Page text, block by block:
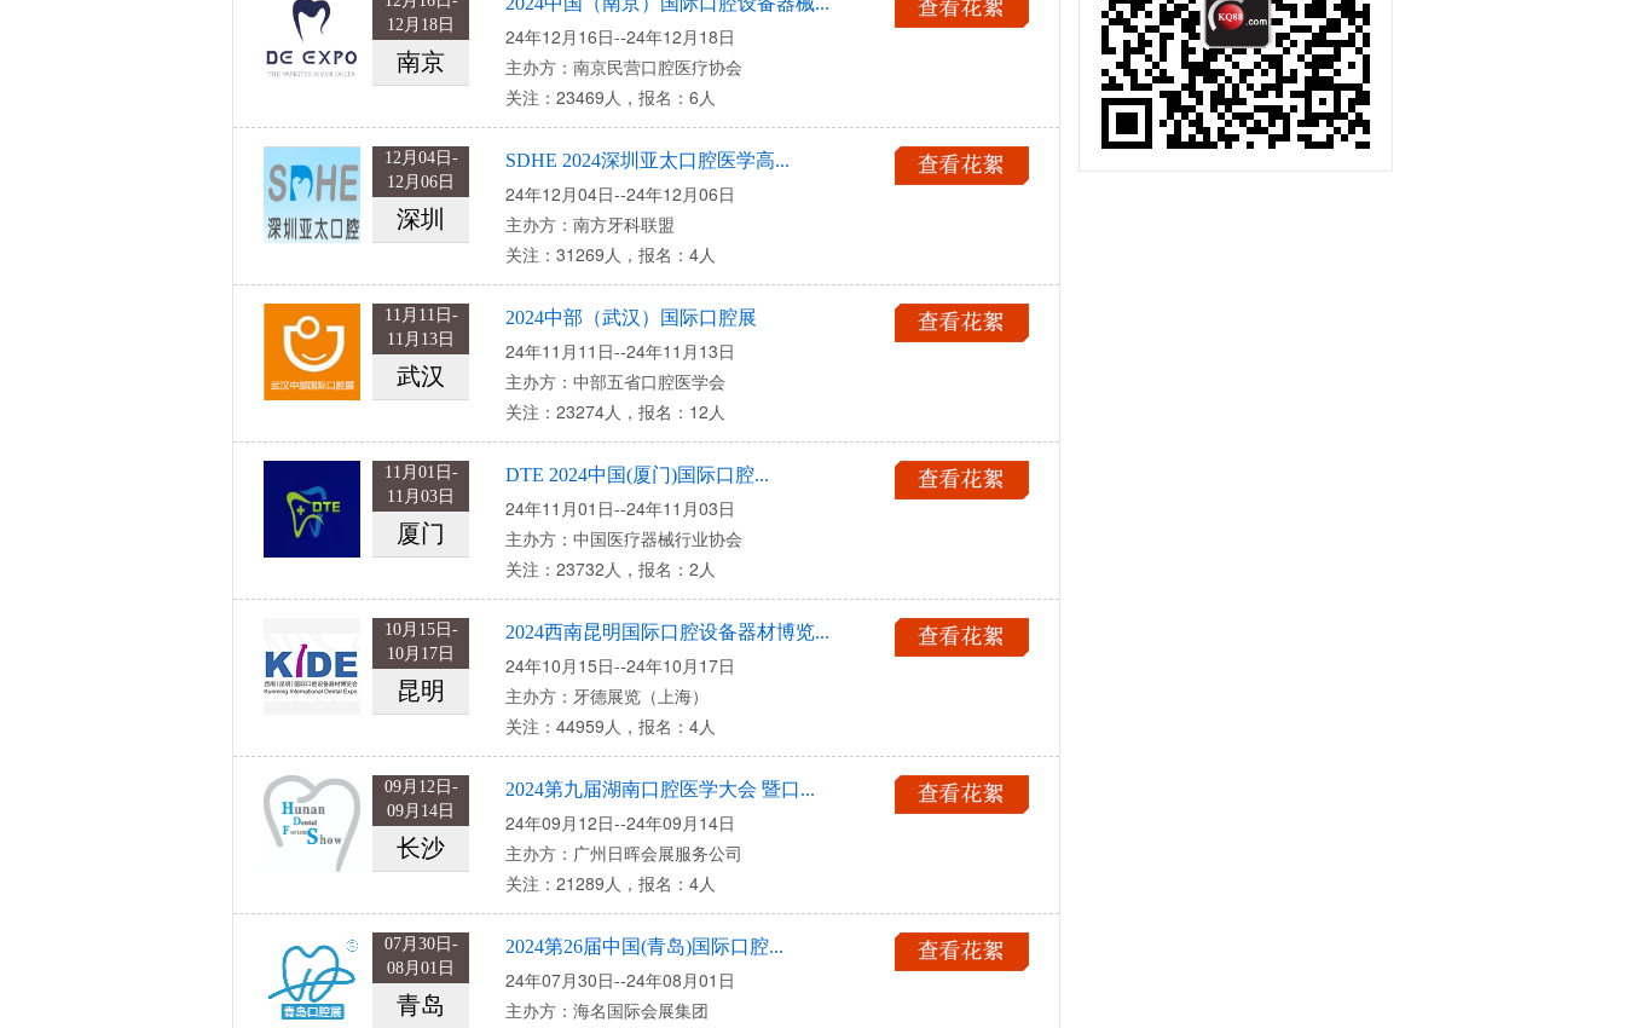
12月18日
南京
24年12月16日--24年12月18日
主办方：南京民营口腔医疗协会
关注：23469人，报名：6人
12月04日-
12月06日
深圳
SDHE 2024深圳亚太口腔医学高...
24年12月04日--24年12月06日
主办方：南方牙科联盟
关注：31269人，报名：4人
11月11日-
11月13日
武汉
2024中部（武汉）国际口腔展
24年11月11日--24年11月13日
主办方：中部五省口腔医学会
关注：23274人，报名：12人
11月01日-
11月03日
厦门
DTE 2024中国(厦门)国际口腔...
24年11月01日--24年11月03日
主办方：中国医疗器械行业协会
关注：23732人，报名：2人
10月15日-
10月17日
昆明
2024西南昆明国际口腔设备器材博览...
24年10月15日--24年10月17日
主办方：牙德展览（上海）
关注：44959人，报名：4人
09月12日-
09月14日
长沙
2024第九届湖南口腔医学大会 暨口...
24年09月12日--24年09月14日
主办方：广州日晖会展服务公司
关注：21289人，报名：4人
07月30日-
08月01日
青岛
2024第26届中国(青岛)国际口腔...
24年07月30日--24年08月01日
主办方：海名国际会展集团